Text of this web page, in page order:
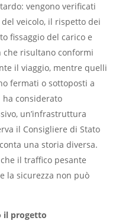
vengono verificati
veicolo, il rispetto dei
fissaggio del carico e
che risultano conformi
il viaggio, mentre quelli
fermati o sottoposti a
ha considerato
un’infrastruttura
il Consigliere di Stato
una storia diversa.
il traffico pesante
la sicurezza non può
il progetto